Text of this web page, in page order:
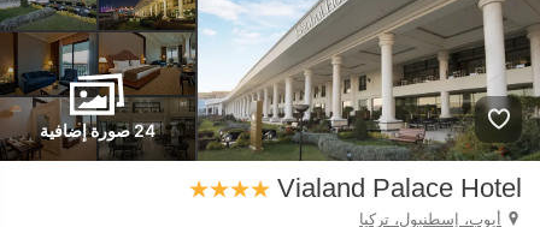
24 صورة إضافية
Vialand Palace Hotel
أيوب، إسطنبول، تركيا